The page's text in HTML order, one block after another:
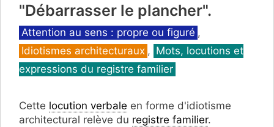
"Débarrasser le plancher".
Catégories
Attention au sens : propre ou figuré ,
Idiotismes architecturaux , Mots, locutions et
expressions du registre familier
Cette locution verbale en forme d'idiotisme
architectural relève du registre familier.